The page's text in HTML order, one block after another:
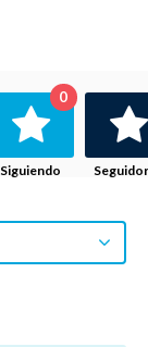
Siguiendo
0